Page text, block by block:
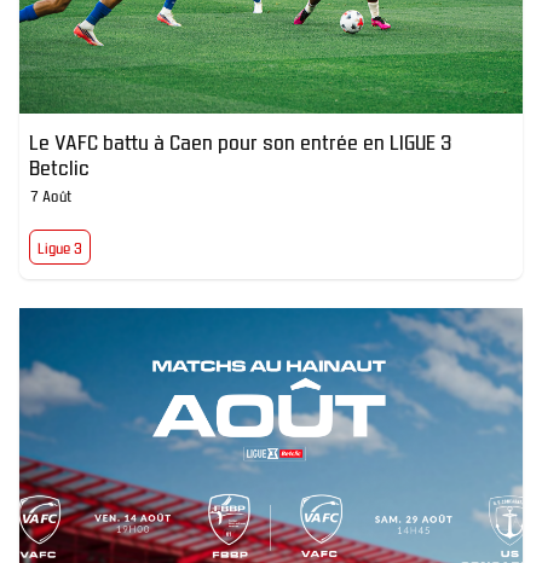
Le VAFC battu à Caen pour son entrée en LIGUE 3
Betclic
7 Août
Ligue 3